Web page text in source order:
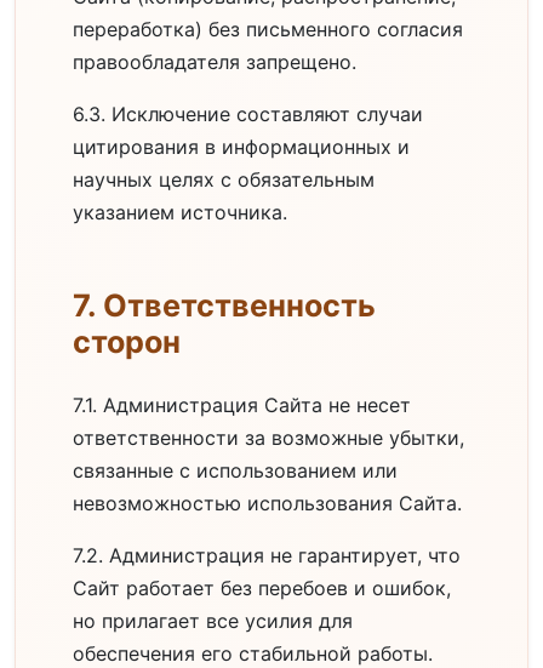
переработка) без письменного согласия
правообладателя запрещено.
6.3. Исключение составляют случаи
цитирования в информационных и
научных целях с обязательным
указанием источника.
7. Ответственность
сторон
7.1. Администрация Сайта не несет
ответственности за возможные убытки,
связанные с использованием или
невозможностью использования Сайта.
7.2. Администрация не гарантирует, что
Сайт работает без перебоев и ошибок,
но прилагает все усилия для
обеспечения его стабильной работы.